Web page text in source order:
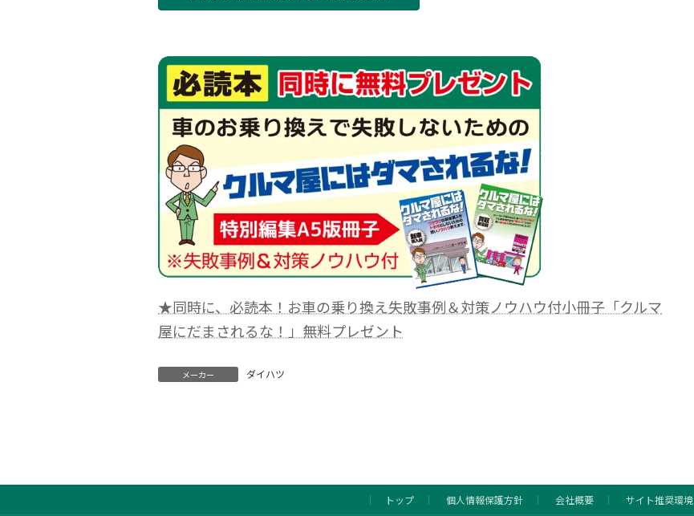
★同時に、必読本！お車の乗り換え失敗事例＆対策ノウハウ付小冊子「クルマ
屋にだまされるな！」無料プレゼント
メーカー ダイハツ
トップ 個人情報保護方針 会社概要 サイト推奨環境